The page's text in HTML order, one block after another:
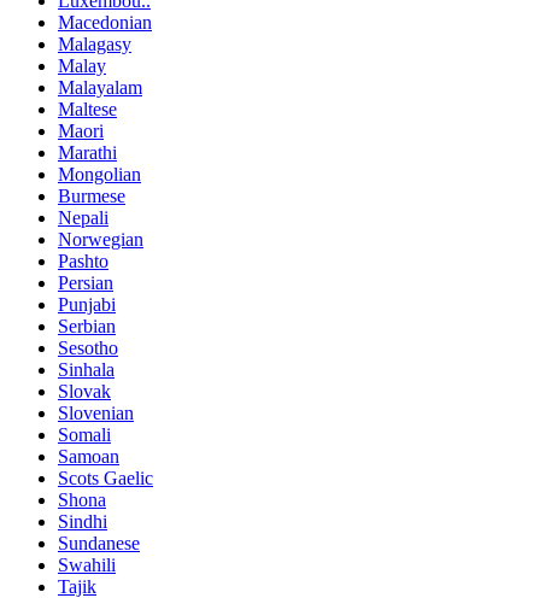
Macedonian
Malagasy
Malay
Malayalam
Maltese
Maori
Marathi
Mongolian
Burmese
Nepali
Norwegian
Pashto
Persian
Punjabi
Serbian
Sesotho
Sinhala
Slovak
Slovenian
Somali
Samoan
Scots Gaelic
Shona
Sindhi
Sundanese
Swahili
Tajik